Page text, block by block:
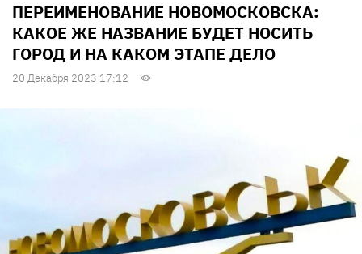
ПЕРЕИМЕНОВАНИЕ НОВОМОСКОВСКА:
КАКОЕ ЖЕ НАЗВАНИЕ БУДЕТ НОСИТЬ
ГОРОД И НА КАКОМ ЭТАПЕ ДЕЛО
20 Декабря 2023 17:12